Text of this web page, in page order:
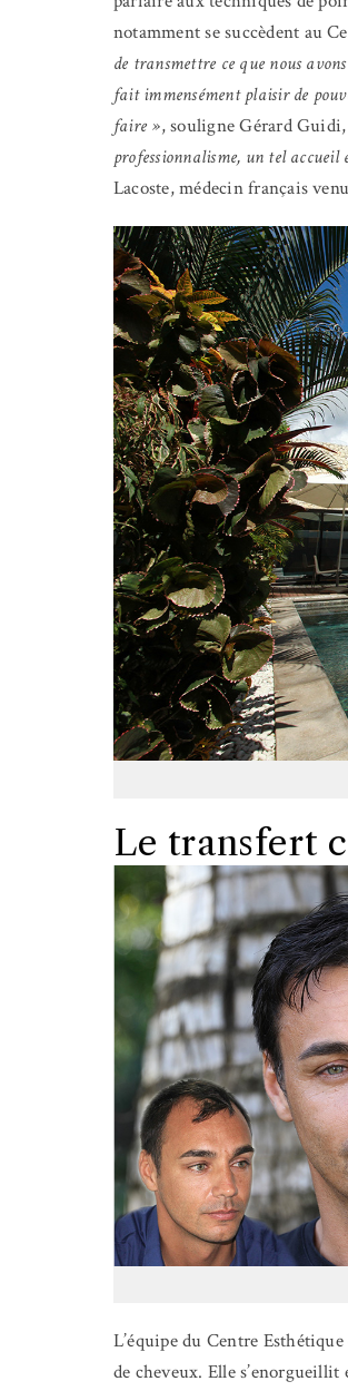
notamment se succèdent au
de transmettre ce que nous
fait immensément plaisir de
faire », souligne Gérard
professionnalisme, un tel
Lacoste, médecin français
Le transfert
L’équipe du Centre
de cheveux. Elle s’enorgueillit